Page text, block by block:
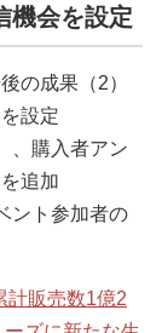
機会を設定
の成果（2）
設定
、購入者アン
追加
ント参加者の
計販売数1億2